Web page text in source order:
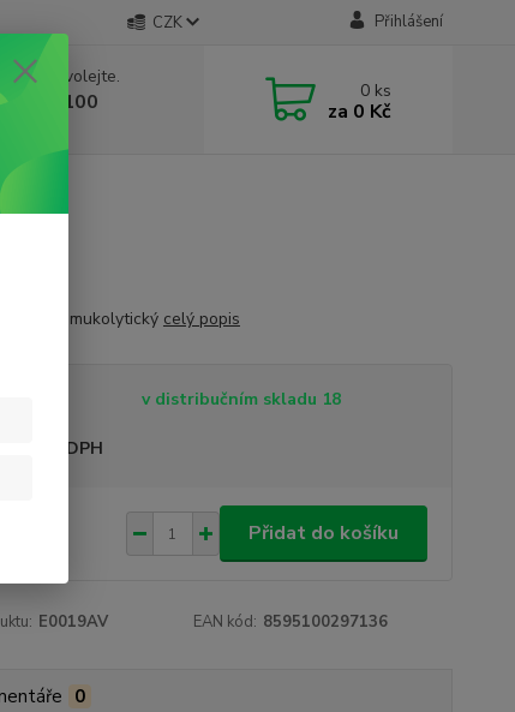
CZK Přihlášení
Zavolejte.
332 100
17 hod.)
0 ks
za 0 Kč
pokožku, mukolytický celý popis
v distribučním skladu 18
plátci DPH
Přidat do košíku
E0019AV EAN kód: 8595100297136
0